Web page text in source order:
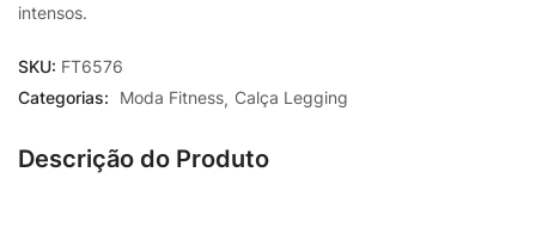
intensos.
SKU: FT6576
Categorias:
Moda Fitness Calça Legging
Descrição do Produto